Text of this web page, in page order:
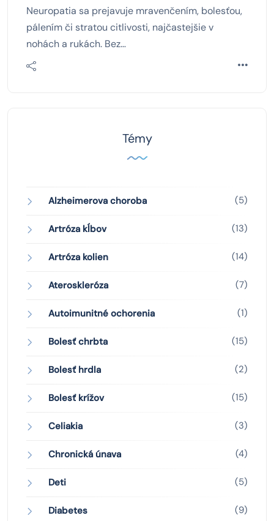
Neuropatia sa prejavuje mravenčením, bolesťou,
pálením či stratou citlivosti, najčastejšie v
nohách a rukách. Bez…
Témy
Alzheimerova choroba (5)
Artróza kĺbov (13)
Artróza kolien (14)
Ateroskleróza (7)
Autoimunitné ochorenia (1)
Bolesť chrbta (15)
Bolesť hrdla (2)
Bolesť krížov (15)
Celiakia (3)
Chronická únava (4)
Deti (5)
Diabetes (9)